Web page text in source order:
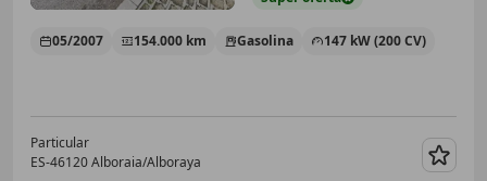
05/2007 154.000 km Gasolina 147 kW (200 CV)
Particular
ES-46120 Alboraia/Alboraya